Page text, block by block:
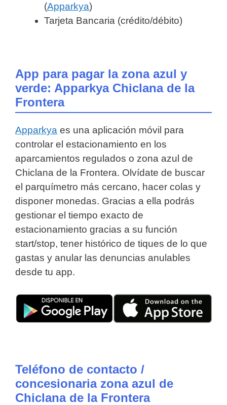
(Apparkya)
Tarjeta Bancaria (crédito/débito)
App para pagar la zona azul y
verde: Apparkya Chiclana de la
Frontera
Apparkya es una aplicación móvil para
controlar el estacionamiento en los
aparcamientos regulados o zona azul de
Chiclana de la Frontera. Olvídate de buscar
el parquímetro más cercano, hacer colas y
disponer monedas. Gracias a ella podrás
gestionar el tiempo exacto de
estacionamiento gracias a su función
start/stop, tener histórico de tiques de lo que
gastas y anular las denuncias anulables
desde tu app.
Teléfono de contacto /
concesionaria zona azul de
Chiclana de la Frontera